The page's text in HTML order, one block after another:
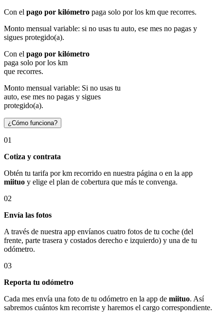
Con el pago por kilómetro paga solo por los km que recorres.
Monto mensual variable: si no usas tu auto, ese mes no pagas y
sigues protegido(a).
Con el pago por kilómetro
paga solo por los km
que recorres.
Monto mensual variable: Si no usas tu
auto, ese mes no pagas y sigues
protegido(a).
¿Cómo funciona?
01
Cotiza y contrata
Obtén tu tarifa por km recorrido en nuestra página o en la app
miituo y elige el plan de cobertura que más te convenga.
02
Envía las fotos
A través de nuestra app envíanos cuatro fotos de tu coche (del
frente, parte trasera y costados derecho e izquierdo) y una de tu
odómetro.
03
Reporta tu odómetro
Cada mes envía una foto de tu odómetro en la app de miituo. Así
sabremos cuántos km recorriste y haremos el cargo correspondiente.